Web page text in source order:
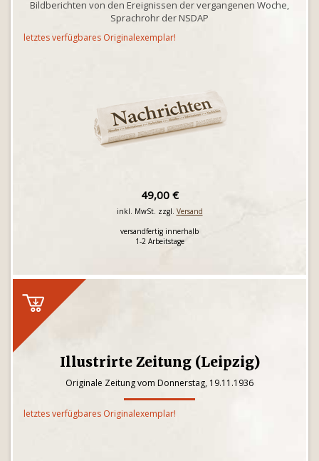
Bildberichten von den Ereignissen der vergangenen Woche,
Sprachrohr der NSDAP
letztes verfügbares Originalexemplar!
49,00 €
inkl. MwSt. zzgl. Versand
versandfertig innerhalb
1-2 Arbeitstage
Illustrirte Zeitung (Leipzig)
Originale Zeitung vom Donnerstag, 19.11.1936
letztes verfügbares Originalexemplar!